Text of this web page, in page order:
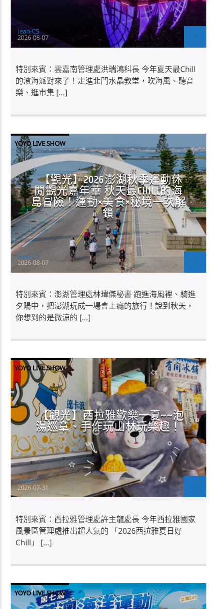
Jean-CS
2026-08-07
特別來賓：雲嘉南管理處洪瑞鴻科長 今年夏天最Chill
的濱海派對來了！走進北門水晶教堂，吹海風、聽音
樂、逛市集 […]
YOYO LIVE SHOW
【觀光】2026澎湖秋季運動休
閒觀光嘉年華 秋天最CHILL的海
島冒險！運動×美食×秘境一次解
鎖
Jean-CS
2026-08-07
特別來賓：澎湖管理處林瑋傑秘書 跑進海風裡、騎進
夕陽中，把澎湖玩成一場會上癮的旅行！說到秋天，
你想到的是微涼的 […]
YOYO LIVE SHOW
【觀光】西拉雅歡樂一夏~~泡
湯巡章、手作玩山林玩樂趣！
Jean-CS
2026-07-31
特別來賓：西拉雅管理處許主龍處長 今年西拉雅國家
風景區管理處推出超人氣的 「2026西拉雅夏日好
Chill」 […]
YOYO LIVE SHOW